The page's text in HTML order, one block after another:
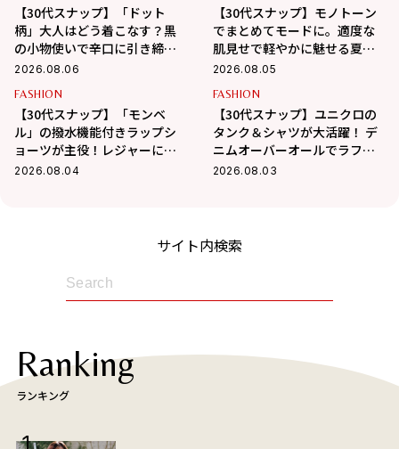
【30代スナップ】「ドット
柄」大人はどう着こなす？黒
の小物使いで辛口に引き締め
るバランス学
2026.08.06
【30代スナップ】モノトーン
でまとめてモードに。適度な
肌見せで軽やかに魅せる夏ス
タイル
2026.08.05
FASHION
【30代スナップ】「モンベ
ル」の撥水機能付きラップシ
ョーツが主役！レジャーにも
最適なアクティブコーデ
2026.08.04
FASHION
【30代スナップ】ユニクロの
タンク＆シャツが大活躍！ デ
ニムオーバーオールでラフに
まとめた真夏コーデ
2026.08.03
サイト内検索
Ranking
ランキング